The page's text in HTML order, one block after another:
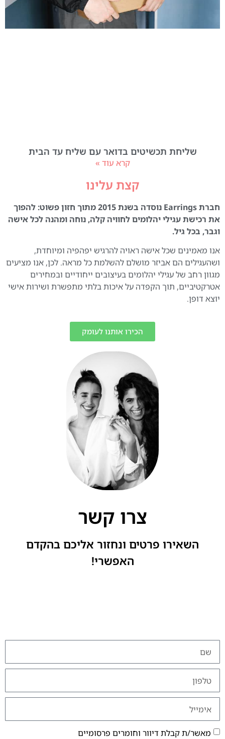
שליחת תכשיטים בדואר עם שליח עד הבית
קרא עוד »
קצת עלינו
חברת Earrings נוסדה בשנת 2015 מתוך חזון פשוט: להפוך
את רכישת עגילי יהלומים לחוויה קלה, נוחה ומהנה לכל אישה
וגבר, בכל גיל.
אנו מאמינים שכל אישה ראויה להרגיש יפהפיה ומיוחדת,
ושהעגילים הם אביזר מושלם להשלמת כל מראה. לכן, אנו מציעים
מגוון רחב של עגילי יהלומים בעיצובים ייחודיים ובמחירים
אטרקטיביים, תוך הקפדה על איכות בלתי מתפשרת ושירות אישי
יוצא דופן.
הכירו אותנו לעומק
צרו קשר
השאירו פרטים ונחזור אליכם בהקדם
האפשרי!
מאשר/ת קבלת דיוור וחומרים פרסומיים